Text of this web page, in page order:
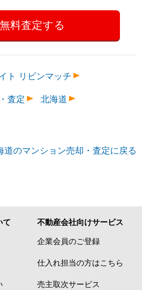
ト リビンマッチ
査定
北海道
道のマンション売却・査定に戻る
て 不動産会社向けサービス
企業会員のご登録
仕入れ担当の方はこちら
売主取次サービス